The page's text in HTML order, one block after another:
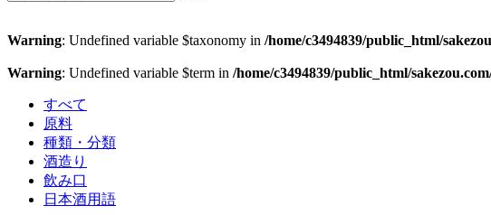
Warning : Undefined variable $taxonomy in /home/c3494839/public_html/
Warning : Undefined variable $term in /home/c3494839/public_html/
すべて
原料
種類・分類
酒造り
飲み口
日本酒用語